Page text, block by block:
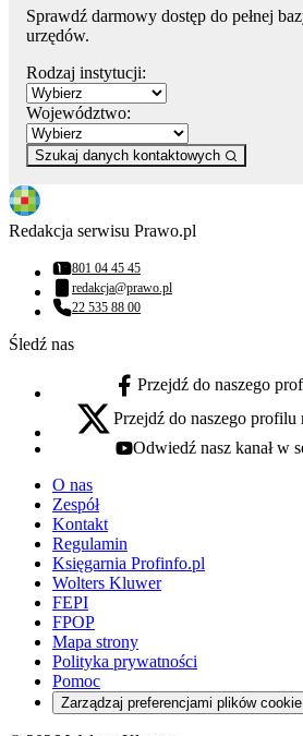
Sprawdź darmowy dostęp do pełnej
urzędów.
Rodzaj instytucji:
Województwo:
Szukaj danych kontaktowych
Redakcja serwisu Prawo.pl
Numer telefonu:
801 04 45 45
Adres email:
redakcja@prawo.pl
Numer telefonu:
22 535 88 00
Śledź nas
facebook - otwiera się w nowej
Przejdź do naszego
x - otwiera się w nowej karcie
Przejdź do naszego
youtube - otwiera się w nowej karcie
Odwiedź nasz kanał w
O nas
Zespół
Kontakt
Regulamin
Księgarnia Profinfo.pl
Wolters Kluwer
FEPI
FPOP
Mapa strony
Polityka prywatności
Pomoc
Zarządzaj preferencjami plików cookie